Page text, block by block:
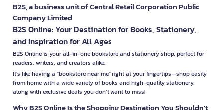
B2S, a business unit of Central Retail Corporation Public
Company Limited
B2S Online: Your Destination for Books, Stationery,
and Inspiration for All Ages
B2S Online is your all-in-one bookstore and stationery shop, perfect for
readers, writers, and creators alike.
It’s like having a "bookstore near me" right at your fingertips—shop easily
from home with a wide variety of books and high-quality stationery,
along with exclusive deals you don’t want to miss!
Why B2S Online Is the Shopping Destination You Shouldn’t